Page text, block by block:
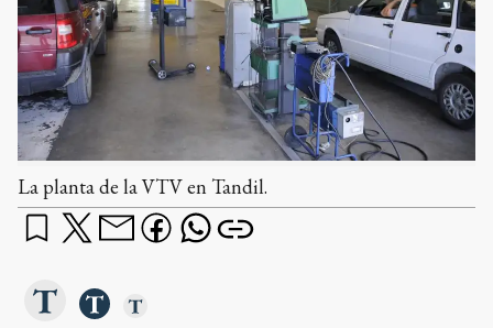
La planta de la VTV en Tandil.